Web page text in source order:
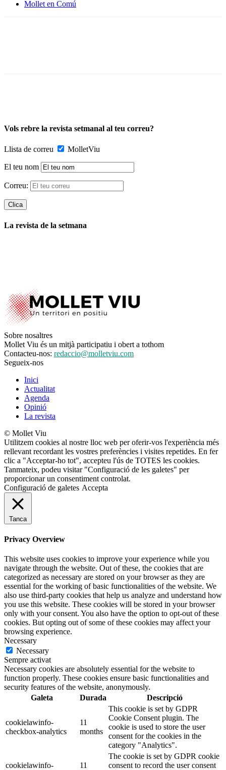
Mollet en Comú
Vols rebre la revista setmanal al teu correu?
Llista de correu MolletViu
El teu nom
Correu:
La revista de la setmana
Sobre nosaltres
Mollet Viu és un mitjà participatiu i obert a tothom
Contacteu-nos: redaccio@molletviu.com
Segueix-nos
Inici
Actualitat
Agenda
Opinió
La revista
© Mollet Viu
Utilitzem cookies al nostre lloc web per oferir-vos l'experiència més
rellevant recordant les vostres preferències i visites repetides. En fer
clic a "Acceptar-ho tot", accepteu l'ús de TOTES les cookies.
Tanmateix, podeu visitar "Configuració de les galetes" per
proporcionar un consentiment controlat.
Configuració de galetes Accepta
Tanca
Privacy Overview
This website uses cookies to improve your experience while you
navigate through the website. Out of these, the cookies that are
categorized as necessary are stored on your browser as they are
essential for the working of basic functionalities of the website. We
also use third-party cookies that help us analyze and understand how
you use this website. These cookies will be stored in your browser
only with your consent. You also have the option to opt-out of these
cookies. But opting out of some of these cookies may affect your
browsing experience.
Necessary
Necessary
Sempre activat
Necessary cookies are absolutely essential for the website to
function properly. These cookies ensure basic functionalities and
security features of the website, anonymously.
Galeta
Durada Descripció
cookielawinfo-
checkbox-analytics
11
months
This cookie is set by GDPR
Cookie Consent plugin. The
cookie is used to store the user
consent for the cookies in the
category "Analytics".
cookielawinfo- 11
The cookie is set by GDPR cookie
consent to record the user consent